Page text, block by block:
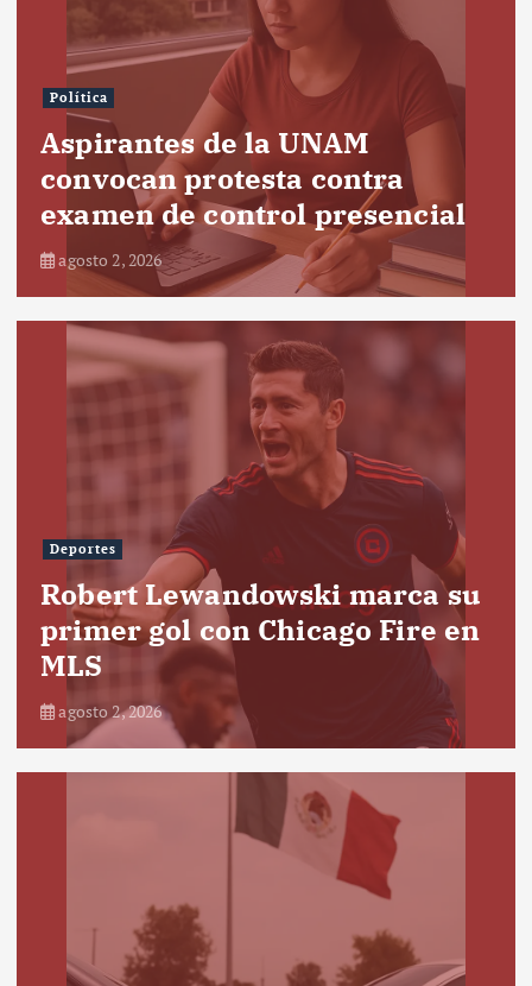
Política
Aspirantes de la UNAM
convocan protesta contra
examen de control presencial
agosto 2, 2026
Deportes
Robert Lewandowski marca su
primer gol con Chicago Fire en
MLS
agosto 2, 2026